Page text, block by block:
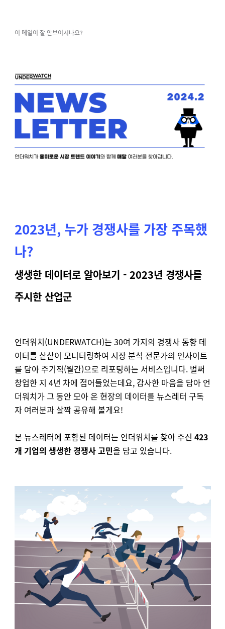
이 메일이 잘 안보이시나요?
2023년, 누가 경쟁사를 가장 주목했
나?
생생한 데이터로 알아보기 - 2023년 경쟁사를
주시한 산업군
언더워치(UNDERWATCH)는 30여 가지의 경쟁사 동향 데
이터를 샅샅이 모니터링하여 시장 분석 전문가의 인사이트
를 담아 주기적(월간)으로 리포팅하는 서비스입니다. 벌써
창업한 지 4년 차에 접어들었는데요, 감사한 마음을 담아 언
더워치가 그 동안 모아 온 현장의 데이터를 뉴스레터 구독
자 여러분과 살짝 공유해 볼게요!
본 뉴스레터에 포함된 데이터는 언더워치를 찾아 주신 423
개 기업의 생생한 경쟁사 고민을 담고 있습니다.